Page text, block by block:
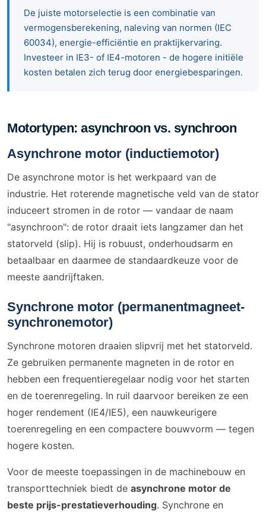
De juiste motorselectie is een combinatie van
vermogensberekening, naleving van normen (IEC
60034), energie-efficiëntie en praktijkervaring.
Investeer in IE3- of IE4-motoren - de hogere initiële
kosten betalen zich terug door energiebesparingen.
Motortypen: asynchroon vs. synchroon
Asynchrone motor (inductiemotor)
De asynchrone motor is het werkpaard van de
industrie. Het roterende magnetische veld van de stator
induceert stromen in de rotor — vandaar de naam
"asynchroon": de rotor draait iets langzamer dan het
statorveld (slip). Hij is robuust, onderhoudsarm en
betaalbaar en daarmee de standaardkeuze voor de
meeste aandrijftaken.
Synchrone motor (permanentmagneet-
synchronemotor)
Synchrone motoren draaien slipvrij met het statorveld.
Ze gebruiken permanente magneten in de rotor en
hebben een frequentieregelaar nodig voor het starten
en de toerenregeling. In ruil daarvoor bereiken ze een
hoger rendement (IE4/IE5), een nauwkeurigere
toerenregeling en een compactere bouwvorm — tegen
hogere kosten.
Voor de meeste toepassingen in de machinebouw en
transporttechniek biedt de asynchrone motor de
beste prijs-prestatieverhouding. Synchrone en